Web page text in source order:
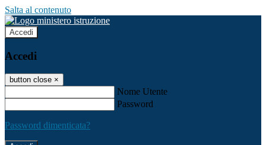
Salta al contenuto
Accedi
Accedi
button close ×
Nome Utente
Password
Password dimenticata?